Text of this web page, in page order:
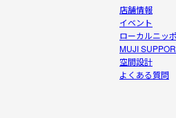
店舗情報
イベント
ローカルニッ
MUJI
空間設計
よくある質問